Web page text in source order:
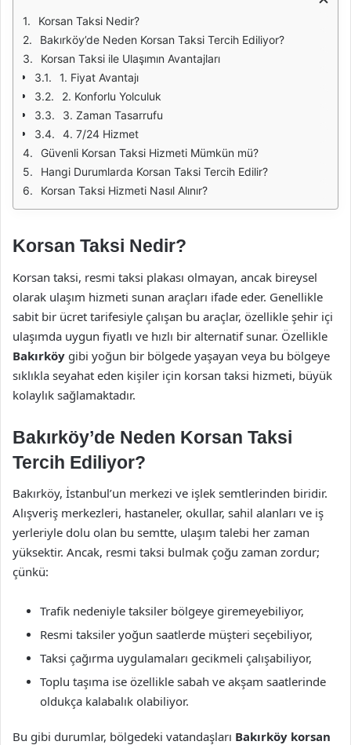
Korsan Taksi Nedir?
Bakırköy’de Neden Korsan Taksi Tercih Ediliyor?
Korsan Taksi ile Ulaşımın Avantajları
1. Fiyat Avantajı
2. Konforlu Yolculuk
3. Zaman Tasarrufu
4. 7/24 Hizmet
Güvenli Korsan Taksi Hizmeti Mümkün mü?
Hangi Durumlarda Korsan Taksi Tercih Edilir?
Korsan Taksi Hizmeti Nasıl Alınır?
Korsan Taksi Nedir?
Korsan taksi, resmi taksi plakası olmayan, ancak bireysel
olarak ulaşım hizmeti sunan araçları ifade eder. Genellikle
sabit bir ücret tarifesiyle çalışan bu araçlar, özellikle şehir içi
ulaşımda uygun fiyatlı ve hızlı bir alternatif sunar. Özellikle
Bakırköy gibi yoğun bir bölgede yaşayan veya bu bölgeye
sıklıkla seyahat eden kişiler için korsan taksi hizmeti, büyük
kolaylık sağlamaktadır.
Bakırköy’de Neden Korsan Taksi
Tercih Ediliyor?
Bakırköy, İstanbul’un merkezi ve işlek semtlerinden biridir.
Alışveriş merkezleri, hastaneler, okullar, sahil alanları ve iş
yerleriyle dolu olan bu semtte, ulaşım talebi her zaman
yüksektir. Ancak, resmi taksi bulmak çoğu zaman zordur;
çünkü:
Trafik nedeniyle taksiler bölgeye giremeyebiliyor,
Resmi taksiler yoğun saatlerde müşteri seçebiliyor,
Taksi çağırma uygulamaları gecikmeli çalışabiliyor,
Toplu taşıma ise özellikle sabah ve akşam saatlerinde
oldukça kalabalık olabiliyor.
Bu gibi durumlar, bölgedeki vatandaşları Bakırköy korsan